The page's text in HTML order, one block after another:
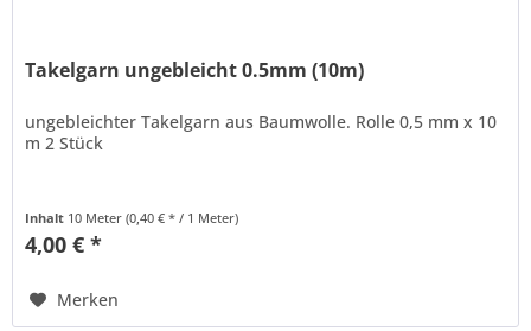
Takelgarn ungebleicht 0.5mm (10m)
ungebleichter Takelgarn aus Baumwolle. Rolle 0,5 mm x 10
m 2 Stück
Inhalt 10 Meter(0,40 € * / 1 Meter)
4,00 € *
Merken